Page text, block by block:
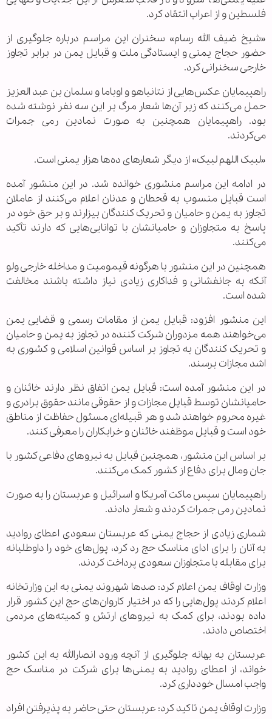
فلسطین و از اعراب انتقاد کرد.
«شیخ ضیف الله رسام» سخنران این مراسم درباره جلوگیری از
حضور حجاج یمنی و ایستادگی ملت و قبایل یمن در برابر تجاوز
خارجی سخنرانی کرد.
راهپیمایان عکس‌هایی از نتانیاهو و اوباما و سلمان بن عبد العزیز
حمل می‌کنند که زیر آن‌ها شعار مرگ بر این سه نفر نوشته شده
بود. راهپیمایان همچنین به صورت نمادین رمی جمرات
می‌کردند.
«لبیک اللهم لبیک» از دیگر شعارهای ده‌ها هزار یمنی است.
در ادامه این مراسم منشوری خوانده شد. در این منشور آمده
است قبایل منسوب به قحطان و عدنان اعلام می‌کنند از عاملان
تجاوز به یمن و حامیان و تحریک کنندگان بیزارند و بر حق خود در
پاسخ به متجاوزان و حامیانشان با توانایی‌هایی که دارند تأکید
می‌کنند.
همچنین در این منشور با هرگونه قیمومیت و مداخله خارجی ولو
آنکه به جانفشانی و فداکاری زیادی نیاز داشته باشند مخالفت
شده است.
این منشور افزود: قبایل یمن از مقامات رسمی و قضایی یمن
می‌خواهند همه مزدوران شرکت کننده در تجاوز به یمن و حامیان
و تحریک کنندگان به تجاوز بر اساس قوانین اسلامی و کشوری به
اشد مجازات برسند.
در این منشور آمده است: قبایل یمن اتفاق نظر دارند خائنان و
حامیانشان توسط قبایل مجازات و از حقوقی مانند حقوق برادری و
غیره محروم خواهند شد و هر قبیله‌ای مسئول حفاظت از مناطق
خود است و قبایل موظفند خائنان و خرابکاران را معرفی کنند.
بر اساس این منشور، همچنین قبایل به نیروهای دفاعی کشور با
جان ومال برای دفاع از کشور کمک می‌کنند.
راهپیمایان سپس ماکت آمریکا و اسرائیل و عربستان را به صورت
نمادین رمی جمرات کردند و شعار دادند.
شماری زیادی از حجاج یمنی که عربستان سعودی اعطای روادید
به آنان را برای ادای مناسک حج رد کرد، پول‌های خود را داوطلبانه
برای مقابله با متجاوزان سعودی پرداخت کردند.
وزارت اوقاف یمن اعلام کرد: صد‌ها شهروند یمنی به این وزارتخانه
اعلام کردند پول‌هایی را که در اختیار کاروان‌های حج این کشور قرار
داده بودند، برای کمک به نیروهای ارتش و کمیته‌های مردمی
اختصاص دادند.
عربستان به بهانه جلوگیری از آنچه ورود انصارالله به این کشور
خواند، از اعطای روادید به یمنی‌ها برای شرکت در مناسک حج
واجب امسال خودداری کرد.
وزارت اوقاف یمن تاکید کرد: عربستان حتی حاضر به پذیرفتن افراد